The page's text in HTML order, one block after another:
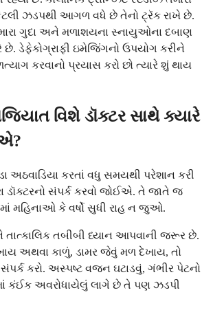
ઝડપથી આગળ વધે છે તેનો ટ્રૅક રાખે છે.
ગુદા અને મળાશયના સ્નાયુઓના દબાણ
ડેફેકોગ્રાફી ઇમેજિંગનો ઉપયોગ કરીને
કરવાનો પ્રયાસ કરો છો ત્યારે શું થાય
વિશે ડૉક્ટર સાથે ક્યારે
અઠવાડિયા કરતાં વધુ સમયથી પરેશાન કરી
ડૉક્ટરનો સંપર્ક કરવો જોઈએ. તે જાતે જ
મહિનાઓ કે વર્ષો સુધી રાહ ન જુઓ.
તબીબી ધ્યાન આપવાની જરૂર છે.
અથવા કાળું, ડામર જેવું મળ દેખાય, તો
સંપર્ક કરો. અસ્પષ્ટ વજન ઘટાડવું, ગંભીર પેટનો
કંઈક અવરોધાયેલું લાગે છે તે પણ ઝડપી